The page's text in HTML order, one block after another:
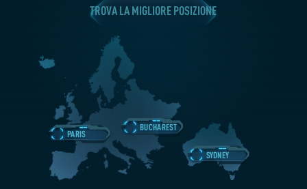
PARIS
BUCHAREST
SYDNEY
TROVA LA MIGLIORE POSIZIONE